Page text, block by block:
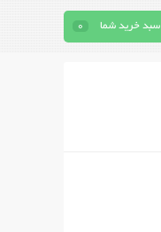
سبد خرید شما 0